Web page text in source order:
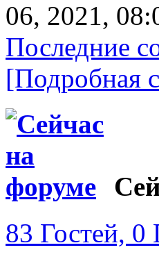
06, 2021,
Последние
[Подробная
83 Гостей, 0